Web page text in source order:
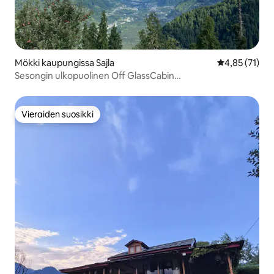
Mökki kaupungissa Sajla
4,85 (71)
Sesongin ulkopuolinen Off GlassCabin
Vieraiden suosikki
Vieraiden suosikki